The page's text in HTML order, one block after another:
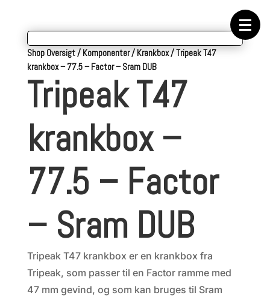
Geargrupper
Komponenter
Værktøj
Wattmålere
Shop Oversigt/Komponenter/Krankbox/Tripeak T47
krankbox – 77.5 – Factor – Sram DUB
Tripeak T47
krankbox –
77.5 – Factor
– Sram DUB
Tripeak T47 krankbox er en krankbox fra
Tripeak, som passer til en Factor ramme med
47 mm gevind, og som kan bruges til Sram